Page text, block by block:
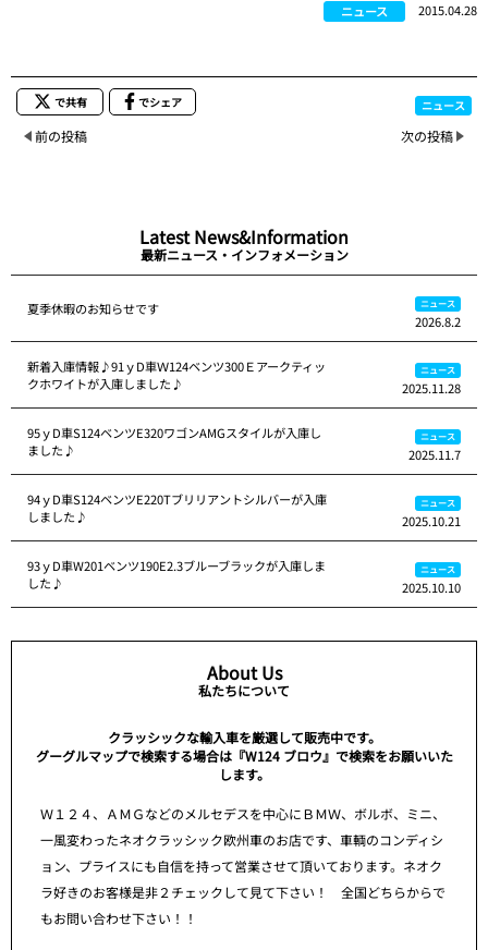
ニュース 2015.04.28
で共有 でシェア ニュース
前の投稿 次の投稿
Latest News&Information
最新ニュース・インフォメーション
夏季休暇のお知らせです ニュース
2026.8.2
新着入庫情報♪91ｙD車Ｗ124ベンツ300Ｅアークティッ
クホワイトが入庫しました♪
ニュース
2025.11.28
95ｙD車S124ベンツE320ワゴンAMGスタイルが入庫し
ました♪
ニュース
2025.11.7
94ｙD車S124ベンツE220Tブリリアントシルバーが入庫
しました♪
ニュース
2025.10.21
93ｙD車W201ベンツ190E2.3ブルーブラックが入庫しま
した♪
ニュース
2025.10.10
About Us
私たちについて
クラッシックな輸入車を厳選して販売中です。
グーグルマップで検索する場合は『W124 ブロウ』で検索をお願いいた
します。
Ｗ１２４、ＡＭＧなどのメルセデスを中心にＢＭＷ、ボルボ、ミニ、
一風変わったネオクラッシック欧州車のお店です、車輌のコンディシ
ョン、プライスにも自信を持って営業させて頂いております。ネオク
ラ好きのお客様是非２チェックして見て下さい！ 全国どちらからで
もお問い合わせ下さい！！